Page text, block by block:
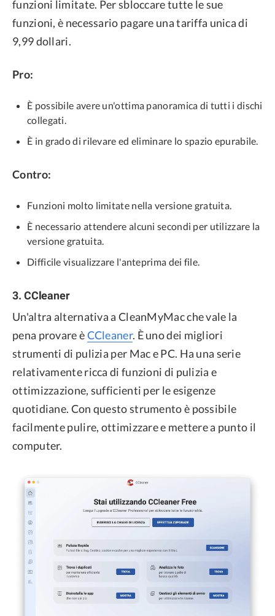
funzioni limitate. Per sbloccare tutte le sue
funzioni, è necessario pagare una tariffa unica di
9,99 dollari.
Pro:
È possibile avere un'ottima panoramica di tutti i dischi
collegati.
È in grado di rilevare ed eliminare lo spazio epurabile.
Contro:
Funzioni molto limitate nella versione gratuita.
È necessario attendere alcuni secondi per utilizzare la
versione gratuita.
Difficile visualizzare l'anteprima dei file.
3. CCleaner
Un'altra alternativa a CleanMyMac che vale la
pena provare èCCleaner. È uno dei migliori
strumenti di pulizia per Mac e PC. Ha una serie
relativamente ricca di funzioni di pulizia e
ottimizzazione, sufficienti per le esigenze
quotidiane. Con questo strumento è possibile
facilmente pulire, ottimizzare e mettere a punto il
computer.